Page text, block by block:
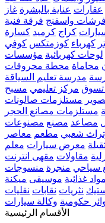
عقارات عناية بالبشرة غاز
فرشات واسفنج فرقة فنية
كراج كرميد كسارة
كهرباء كوزمتكس كوفي
لوحات كهربائية مؤسسات
محاماة محطة محروقات
مدرسة تعليم السياقة
تسوق مركز تعليمي مسبح
مستلزمات صالونات
مستلزمات مصانع الحجر
مصاعد مصنع مصنوعات
شعبي مطعم معاصر
معرض سيارات معلم
مقاولات مقهى انترنت
سياحي منجرة منسوجات
مواد غذائية موسيقى ميكنة
نثريات نقابات نقليات
حكومية وكالة سيارات
الأقسام الرئيسية